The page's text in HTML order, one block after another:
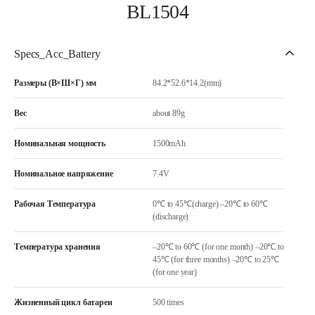
BL1504
Specs_Acc_Battery
Размеры (В×Ш×Г) мм 84.2*52.6*14.2(mm)
Вес about 89g
Номинальная мощность 1500mAh
Номинальное напряжение 7.4V
Рабочая Температура
0℃ to 45℃(charge) –20℃ to 60℃
(discharge)
Температура хранения
–20℃ to 60℃ (for one month) –20℃ to
45℃ (for three months) –20℃ to 25℃
(for one year)
Жизненный цикл батареи 500 times